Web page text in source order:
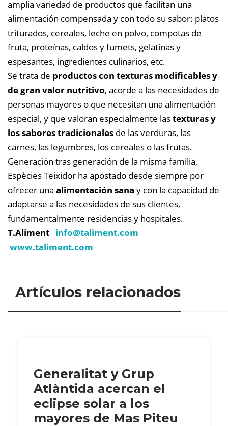
amplia variedad de productos que facilitan una
alimentación compensada y con todo su sabor: platos
triturados, cereales, leche en polvo, compotas de
fruta, proteínas, caldos y fumets, gelatinas y
espesantes, ingredientes culinarios, etc.
Se trata de productos con texturas modificables y
de gran valor nutritivo, acorde a las necesidades de
personas mayores o que necesitan una alimentación
especial, y que valoran especialmente lastexturas y
los sabores tradicionales de las verduras, las
carnes, las legumbres, los cereales o las frutas.
Generación tras generación de la misma familia,
Espècies Teixidor ha apostado desde siempre por
ofrecer una alimentación sana y con la capacidad de
adaptarse a las necesidades de sus clientes,
fundamentalmente residencias y hospitales.
T.Aliment info@taliment.com
www.taliment.com
Artículos relacionados
Generalitat y Grup
Atlàntida acercan el
eclipse solar a los
mayores de Mas Piteu